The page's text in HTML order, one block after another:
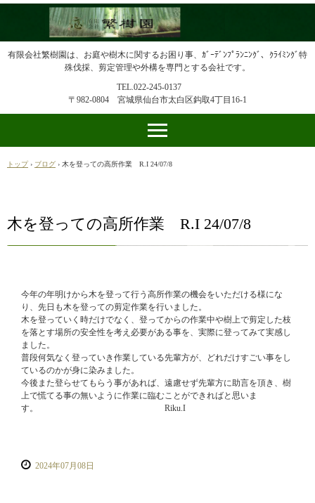
有限会社繁樹園は、お庭や樹木に関するお困り事、ｶﾞｰﾃﾞﾝﾌﾟﾗﾝﾆﾝｸﾞ、ｸﾗｲﾐﾝｸﾞ特
殊伐採、剪定管理や外構を専門とする会社です。
TEL.022-245-0137
〒982-0804 宮城県仙台市太白区鈎取4丁目16-1
トップ › ブログ › 木を登っての高所作業 R.I 24/07/8
木を登っての高所作業 R.I 24/07/8
今年の年明けから木を登って行う高所作業の機会をいただける様にな
り、先日も木を登っての剪定作業を行いました。
木を登っていく時だけでなく、登ってからの作業中や樹上で剪定した枝
を落とす場所の安全性を考え必要がある事を、実際に登ってみて実感し
ました。
普段何気なく登っていき作業している先輩方が、どれだけすごい事をし
ているのかが身に染みました。
今後また登らせてもらう事があれば、遠慮せず先輩方に助言を頂き、樹
上で慌てる事の無いように作業に臨むことができればと思いま
す。 Riku.I
2024年07月08日